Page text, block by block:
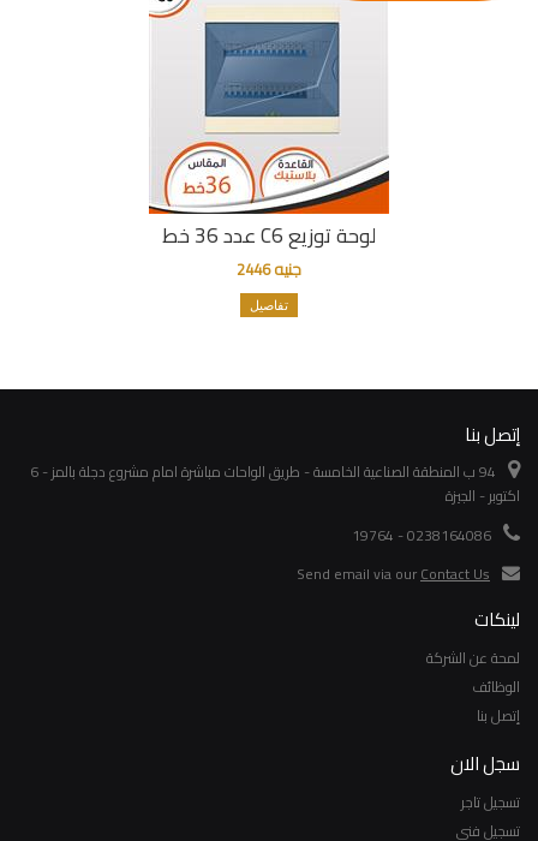
لوحة توزيع C6 عدد 36 خط
جنيه 2446
تفاصيل
إتصل بنا
94 ب المنطقة الصناعية الخامسة - طريق الواحات مباشرة امام مشروع دجلة بالمز - 6
اكتوبر - الجيزة
0238164086 - 19764
Send email via ourContact Us
لينكات
لمحة عن الشركة
الوظائف
إتصل بنا
سجل الان
تسجيل تاجر
تسجيل فني